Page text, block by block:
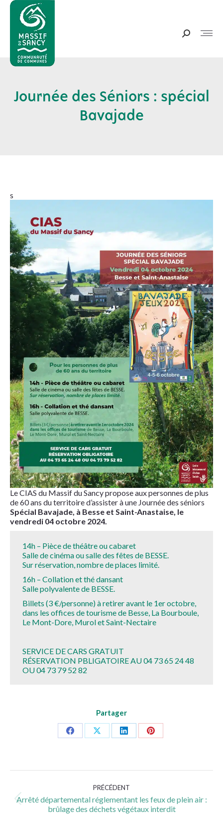
Recherche
Journée des Séniors : spécial
Bavajade
Vous êtes ici :
s
Le CIAS du Massif du Sancy propose aux personnes de plus
de 60 ans du territoire d’assister à une Journée des séniors
Spécial Bavajade, à Besse et Saint-Anastaise, le
vendredi 04 octobre 2024.
14h – Pièce de théâtre ou cabaret
Salle de cinéma ou salle des fêtes de BESSE.
Sur réservation, nombre de places limité.
16h – Collation et thé dansant
Salle polyvalente de BESSE.
Billets (3 €/personne) à retirer avant le 1er octobre,
dans les offices de tourisme de Besse, La Bourboule,
Le Mont-Dore, Murol et Saint-Nectaire
SERVICE DE CARS GRATUIT
RÉSERVATION PBLIGATOIRE AU 04 73 65 24 48
OU 04 73 79 52 82
Partager
PartagerPartagerPartagerPartager
article
PRÉCÉDENT
Article
précédent
Arrêté départemental réglementant les feux de plein air :
brûlage des déchets végétaux interdit
Panneau de gestion des cookies